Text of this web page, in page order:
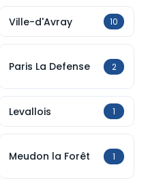
Ville-d'Avray 10
Paris La Defense 2
Levallois 1
Meudon la Forêt 1